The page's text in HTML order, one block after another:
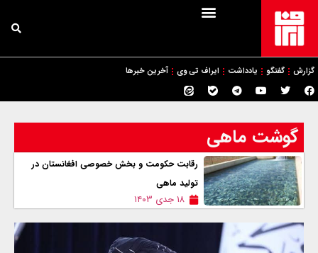
گزارش گفتگو یادداشت ایراف تی وی آخرین خبرها
گوشت ماهی
رقابت حکومت و بخش خصوصی افغانستان در
تولید ماهی
۱۸ جدی ۱۴۰۳